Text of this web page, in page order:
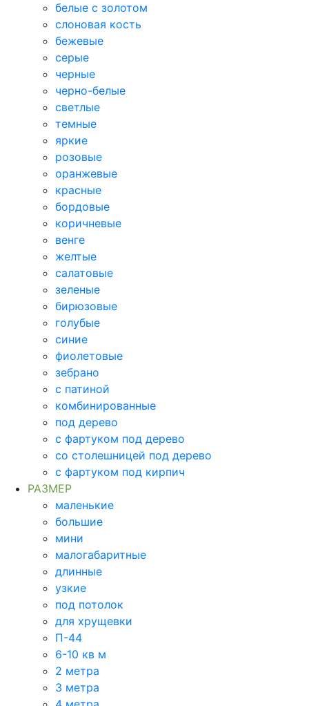
белые с золотом
слоновая кость
бежевые
серые
черные
черно-белые
светлые
темные
яркие
розовые
оранжевые
красные
бордовые
коричневые
венге
желтые
салатовые
зеленые
бирюзовые
голубые
синие
фиолетовые
зебрано
с патиной
комбинированные
под дерево
с фартуком под дерево
со столешницей под дерево
с фартуком под кирпич
РАЗМЕР
маленькие
большие
мини
малогабаритные
длинные
узкие
под потолок
для хрущевки
П-44
6-10 кв м
2 метра
3 метра